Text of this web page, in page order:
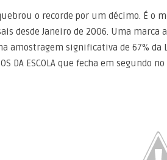
quebrou o recorde por um décimo. É o
desde Janeiro de 2006. Uma
amostragem significativa de 67%
DA ESCOLA que fecha em segundo